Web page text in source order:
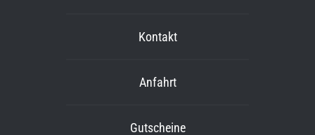
Kontakt
Anfahrt
Gutscheine